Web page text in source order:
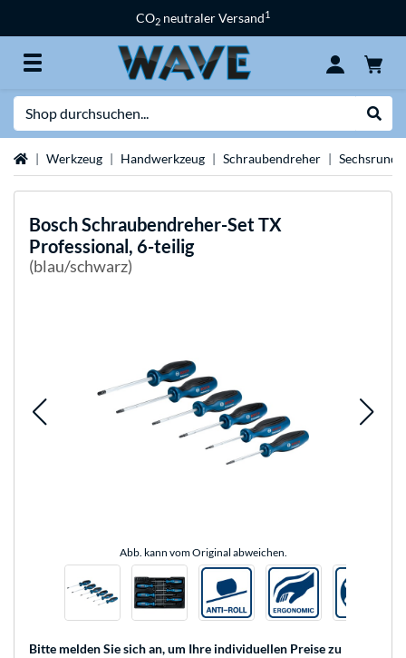
CO2 neutraler Versand1
StartseiteWerkzeug Handwerkzeug Schraubendreher
BoschSchraubendreher-Set TX
Professional, 6-teilig
(blau/schwarz)
Abb. kann vom Original abweichen.
Bitte melden Sie sich an, um Ihre individuellen Preise zu